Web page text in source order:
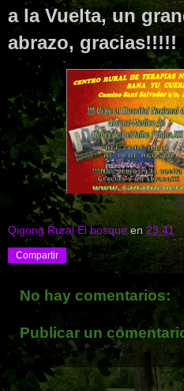
a la Vuelta, un
abrazo, gracias!!!!!
Qigong Rural El bosque en 23:41
Compartir
No hay comentarios:
Publicar un